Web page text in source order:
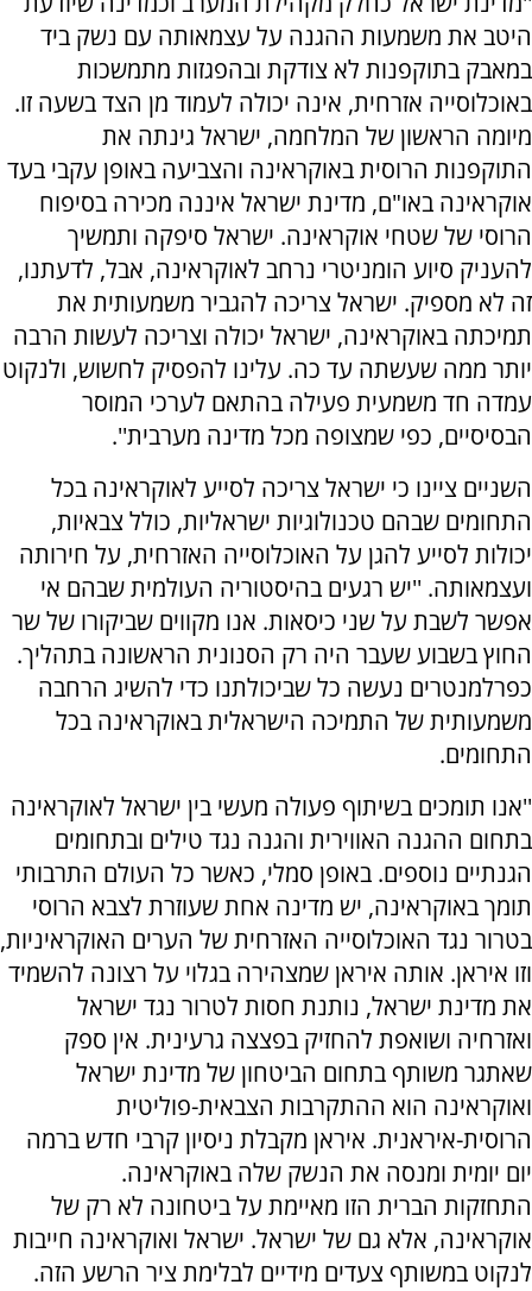
היטב את משמעות ההגנה על עצמאותה עם נשק ביד
במאבק בתוקפנות לא צודקת ובהפגזות מתמשכות
באוכלוסייה אזרחית, אינה יכולה לעמוד מן הצד בשעה זו.
מיומה הראשון של המלחמה, ישראל גינתה את
התוקפנות הרוסית באוקראינה והצביעה באופן עקבי בעד
אוקראינה באו"ם, מדינת ישראל איננה מכירה בסיפוח
הרוסי של שטחי אוקראינה. ישראל סיפקה ותמשיך
להעניק סיוע הומניטרי נרחב לאוקראינה, אבל, לדעתנו,
זה לא מספיק. ישראל צריכה להגביר משמעותית את
תמיכתה באוקראינה, ישראל יכולה וצריכה לעשות הרבה
יותר ממה שעשתה עד כה. עלינו להפסיק לחשוש, ולנקוט
עמדה חד משמעית פעילה בהתאם לערכי המוסר
הבסיסיים, כפי שמצופה מכל מדינה מערבית''.
השניים ציינו כי ישראל צריכה לסייע לאוקראינה בכל
התחומים שבהם טכנולוגיות ישראליות, כולל צבאיות,
יכולות לסייע להגן על האוכלוסייה האזרחית, על חירותה
ועצמאותה. ''יש רגעים בהיסטוריה העולמית שבהם אי
אפשר לשבת על שני כיסאות. אנו מקווים שביקורו של שר
החוץ בשבוע שעבר היה רק הסנונית הראשונה בתהליך.
כפרלמנטרים נעשה כל שביכולתנו כדי להשיג הרחבה
משמעותית של התמיכה הישראלית באוקראינה בכל
התחומים.
''אנו תומכים בשיתוף פעולה מעשי בין ישראל לאוקראינה
בתחום ההגנה האווירית והגנה נגד טילים ובתחומים
הגנתיים נוספים. באופן סמלי, כאשר כל העולם התרבותי
תומך באוקראינה, יש מדינה אחת שעוזרת לצבא הרוסי
בטרור נגד האוכלוסייה האזרחית של הערים האוקראיניות,
וזו איראן. אותה איראן שמצהירה בגלוי על רצונה להשמיד
את מדינת ישראל, נותנת חסות לטרור נגד ישראל
ואזרחיה ושואפת להחזיק בפצצה גרעינית. אין ספק
שאתגר משותף בתחום הביטחון של מדינת ישראל
ואוקראינה הוא ההתקרבות הצבאית-פוליטית
הרוסית-איראנית. איראן מקבלת ניסיון קרבי חדש ברמה
יום יומית ומנסה את הנשק שלה באוקראינה.
התחזקות הברית הזו מאיימת על ביטחונה לא רק של
אוקראינה, אלא גם של ישראל. ישראל ואוקראינה חייבות
לנקוט במשותף צעדים מידיים לבלימת ציר הרשע הזה.